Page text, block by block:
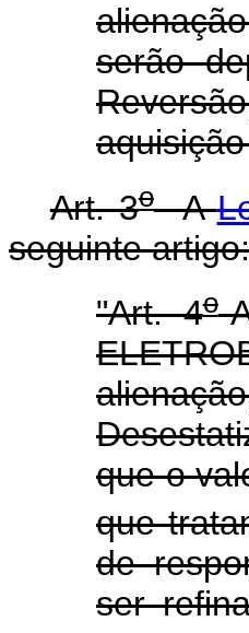
serão
Art. 3oA
seguinte artigo:
"Art. 4o-
que o
que
de
ser